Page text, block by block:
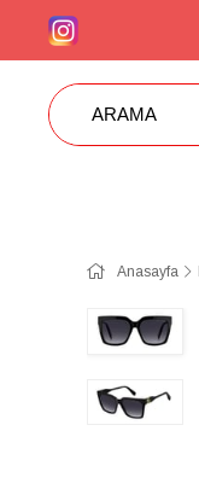
Anasayfa